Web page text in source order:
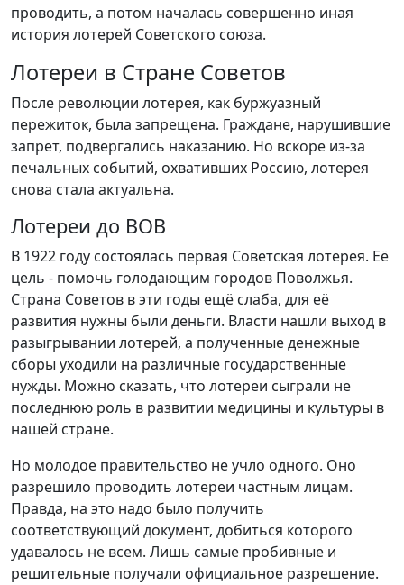
проводить, а потом началась совершенно иная
история лотерей Советского союза.
Лотереи в Стране Советов
После революции лотерея, как буржуазный
пережиток, была запрещена. Граждане, нарушившие
запрет, подвергались наказанию. Но вскоре из-за
печальных событий, охвативших Россию, лотерея
снова стала актуальна.
Лотереи до ВОВ
В 1922 году состоялась первая Советская лотерея. Её
цель - помочь голодающим городов Поволжья.
Страна Советов в эти годы ещё слаба, для её
развития нужны были деньги. Власти нашли выход в
разыгрывании лотерей, а полученные денежные
сборы уходили на различные государственные
нужды. Можно сказать, что лотереи сыграли не
последнюю роль в развитии медицины и культуры в
нашей стране.
Но молодое правительство не учло одного. Оно
разрешило проводить лотереи частным лицам.
Правда, на это надо было получить
соответствующий документ, добиться которого
удавалось не всем. Лишь самые пробивные и
решительные получали официальное разрешение.